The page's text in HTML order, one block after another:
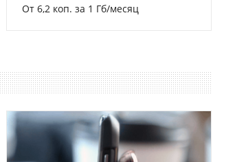
От 6,2 коп. за 1 Гб/месяц